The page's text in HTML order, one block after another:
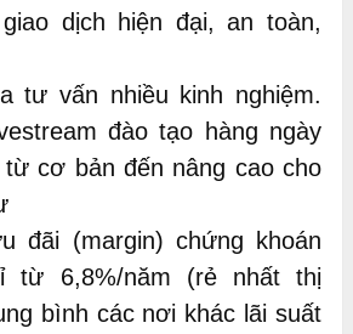
dịch hiện đại, an toàn,
tư vấn nhiều kinh nghiệm.
đào tạo hàng ngày
từ cơ bản đến nâng cao cho
đãi (margin) chứng khoán
từ 6,8%/năm (rẻ nhất thị
bình các nơi khác lãi suất